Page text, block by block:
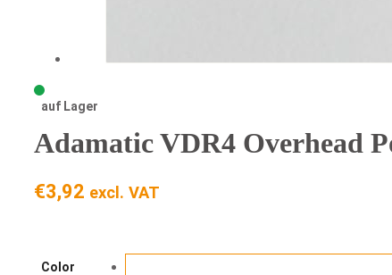
auf Lager
Adamatic VDR4 Overhead
€3,92 excl. VAT
Color